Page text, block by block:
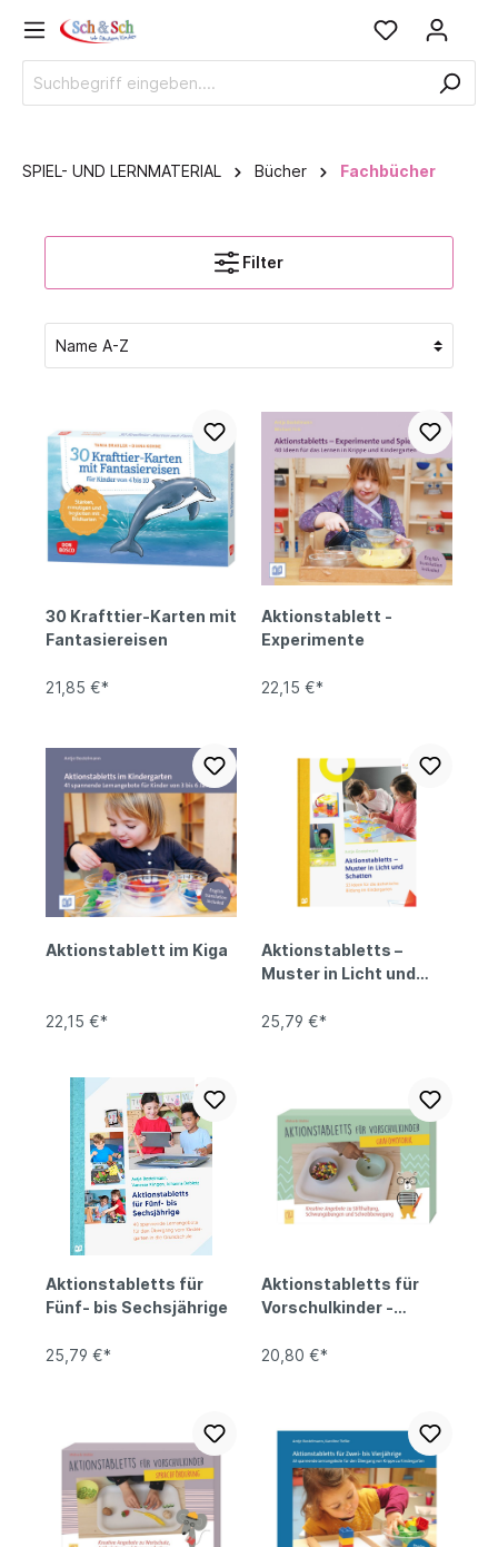
SPIEL- UND LERNMATERIAL Bücher Fachbücher
Filter
30 Krafttier-Karten mit
Fantasiereisen
21,85 €*
Aktionstablett -
Experimente
22,15 €*
Aktionstablett im Kiga
22,15 €*
Aktionstabletts –
Muster in Licht und
25,79 €*
Aktionstabletts für
Fünf- bis Sechsjährige
25,79 €*
Aktionstabletts für
Vorschulkinder -
20,80 €*